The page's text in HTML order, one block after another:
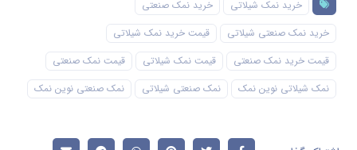
خرید نمک شیلاتی
خرید نمک صنعتی
خرید نمک صنعتی شیلاتی
قیمت خرید نمک شیلاتی
قیمت خرید نمک صنعتی
قیمت نمک شیلاتی
قیمت نمک صنعتی
نمک شیلاتی نوین نمک
نمک صنعتی شیلاتی نمک صنعتی نوین نمک